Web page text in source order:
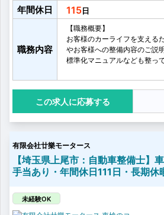
年間休日 115
職務内容
【職務概要】
お客様のカーライフを支える
やお客様への整備内容のご説
標準化マニュアルなども整っ
スキルを高めながら作業を行
■整備業務
大切なお車に長く乗っていた
ナンス業務を行っていただき
＜具体的な業務＞
・一般修理、整備
・各種パーツ取り付け
■接客業務
お客様から信頼して整備を任
て安心してお車に乗っていた
応募する
有限会社廿樂モータース
【埼玉県上尾市：自動車整備士】
手当あり・年間休日111日・長期休
未経験OK